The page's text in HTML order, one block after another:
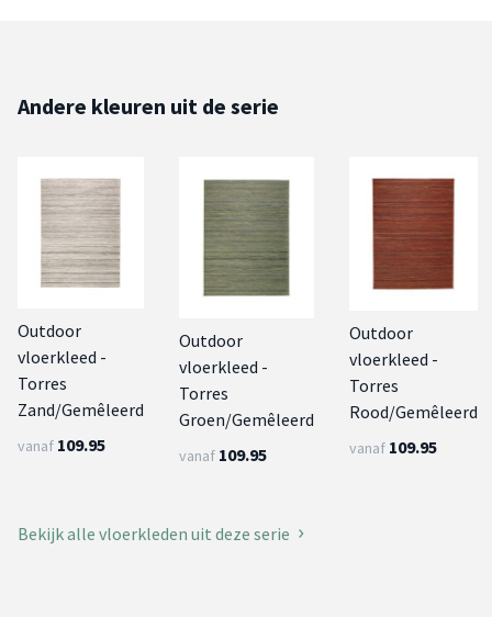
Andere kleuren uit de serie
Outdoor
vloerkleed -
Torres
Zand/Gemêleerd
vanaf 109.95
Outdoor
vloerkleed -
Torres
Groen/Gemêleerd
vanaf 109.95
Outdoor
vloerkleed -
Torres
Rood/Gemêleerd
vanaf 109.95
Bekijk alle vloerkleden uit deze serie